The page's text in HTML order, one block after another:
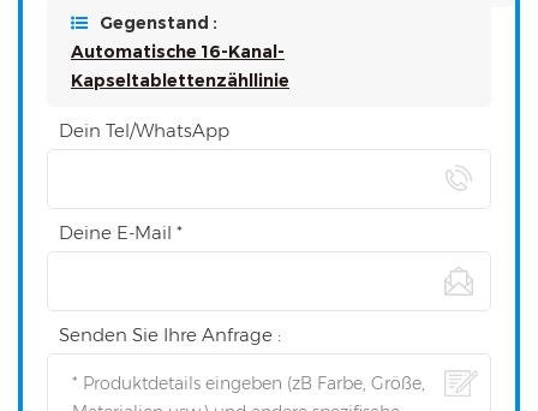
Gegenstand :
Automatische 16-Kanal-
Kapseltablettenzähllinie
Dein Tel/WhatsApp
Deine E-Mail *
Senden Sie Ihre Anfrage :